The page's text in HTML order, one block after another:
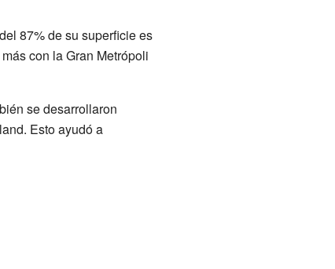
87% de su superficie es
con la Gran Metrópoli
se desarrollaron
Esto ayudó a